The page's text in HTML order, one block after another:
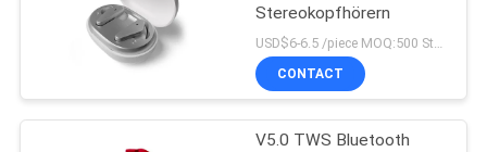
Stereokopfhörern
CONTACT
V5.0 TWS Bluetooth